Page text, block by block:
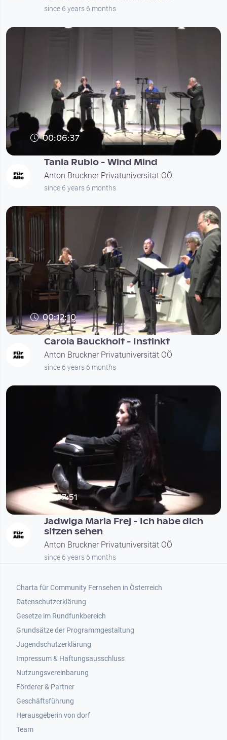
since 6 years 6 months
00:06:37
Tania Rubio - Wind Mind
Anton Bruckner Privatuniversität OÖ
since 6 years 6 months
00:12:10
Carola Bauckholt - Instinkt
Anton Bruckner Privatuniversität OÖ
since 6 years 6 months
00:07:51
Jadwiga Maria Frej - Ich habe dich
sitzen sehen
Anton Bruckner Privatuniversität OÖ
since 6 years 6 months
Footer 1
Charta für Community Fernsehen in Österreich
Datenschutzerklärung
Gesetze im Rundfunkbereich
Grundsätze der Programmgestaltung
Jugendschutzerklärung
Impressum & Haftungsausschluss
Nutzungsvereinbarung
Footer 2
Förderer & Partner
Geschäftsführung
Herausgeberin von dorf
Team